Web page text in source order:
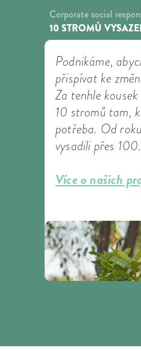
Corporate social
10 STROMŮ
Podnikáme,
přispívat ke
Za tenhle
10 stromů tam,
potřeba. Od
vysadili přes
Více o našich